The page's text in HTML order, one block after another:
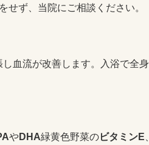
せず、当院にご相談ください。
血流が改善します。入浴で全身
やDHA緑黄色野菜のビタミンE